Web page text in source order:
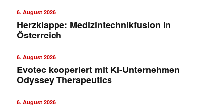
6. August 2026
Herzklappe: Medizintechnikfusion in
Österreich
6. August 2026
Evotec kooperiert mit KI-Unternehmen
Odyssey Therapeutics
6. August 2026